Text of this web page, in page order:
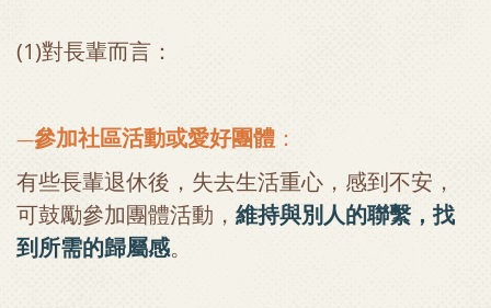
(1)對長輩而言：
—參加社區活動或愛好團體 ：
有些長輩退休後，失去生活重心，感到不安，
可鼓勵參加團體活動， 維持與別人的聯繫，找
到所需的歸屬感。